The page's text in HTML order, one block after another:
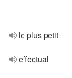
le plus petit
effectual